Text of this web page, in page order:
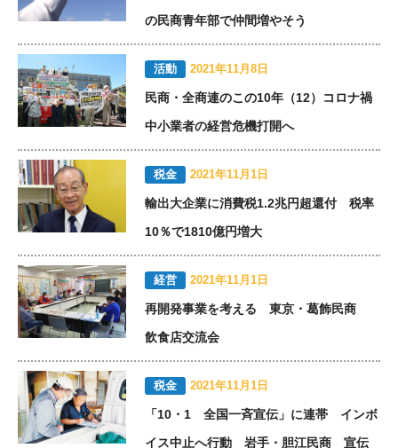
の民商青年部で仲間増やそう
活動 2021年11月8日
民商・全商連のこの10年（12）コロナ禍
中小業者の経営危機打開へ
税金 2021年11月1日
輸出大企業に消費税1.2兆円超還付 税率
10％で1810億円増大
経営 2021年11月1日
再開発事業を考える 東京・葛飾民商
飲食店交流会
税金 2021年11月1日
「10・1 全国一斉宣伝」に連帯 インボ
イス中止へ行動 岩手・胆江民商 宣伝